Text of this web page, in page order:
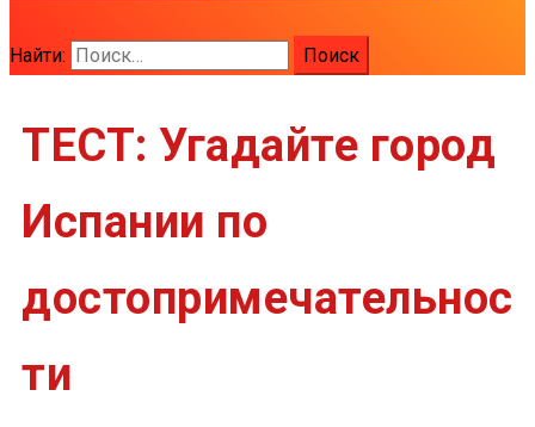
Найти:
ТЕСТ: Угадайте город
Испании по
достопримечательнос
ти